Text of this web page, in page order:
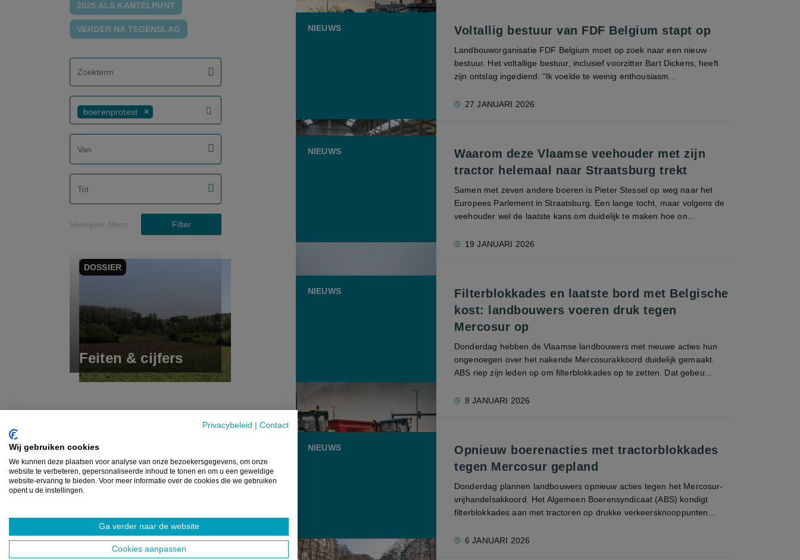
Privacybeleid | Contact
Wij gebruiken cookies
We kunnen deze plaatsen voor analyse van onze bezoekersgegevens, om onze
website te verbeteren, gepersonaliseerde inhoud te tonen en om u een geweldige
website-ervaring te bieden. Voor meer informatie over de cookies die we gebruiken
opent u de instellingen.
Ga verder naar de website
Cookies aanpassen
2025 ALS KANTELPUNT
VERDER NA TEGENSLAG
screenreader.filter search label
boerenprotest
screenreader.filter from date label
screenreader.filter to date label
Verwijder filters Filter
DOSSIER
Feiten & cijfers
Voltallig bestuur van FDF Belgium stapt op
Landbouworganisatie FDF Belgium moet op zoek naar een nieuw
bestuur. Het voltallige bestuur, inclusief voorzitter Bart Dickens, heeft
zijn ontslag ingediend. “Ik voelde te weinig enthousiasm...
27 JANUARI 2026
NIEUWS
Waarom deze Vlaamse veehouder met zijn
tractor helemaal naar Straatsburg trekt
Samen met zeven andere boeren is Pieter Stessel op weg naar het
Europees Parlement in Straatsburg. Een lange tocht, maar volgens de
veehouder wel de laatste kans om duidelijk te maken hoe on...
19 JANUARI 2026
NIEUWS
Filterblokkades en laatste bord met Belgische
kost: landbouwers voeren druk tegen
Mercosur op
Donderdag hebben de Vlaamse landbouwers met nieuwe acties hun
ongenoegen over het nakende Mercosurakkoord duidelijk gemaakt.
ABS riep zijn leden op om filterblokkades op te zetten. Dat gebeu...
8 JANUARI 2026
NIEUWS
Opnieuw boerenacties met tractorblokkades
tegen Mercosur gepland
Donderdag plannen landbouwers opnieuw acties tegen het Mercosur-
vrijhandelsakkoord. Het Algemeen Boerensyndicaat (ABS) kondigt
filterblokkades aan met tractoren op drukke verkeersknooppunten...
6 JANUARI 2026
NIEUWS